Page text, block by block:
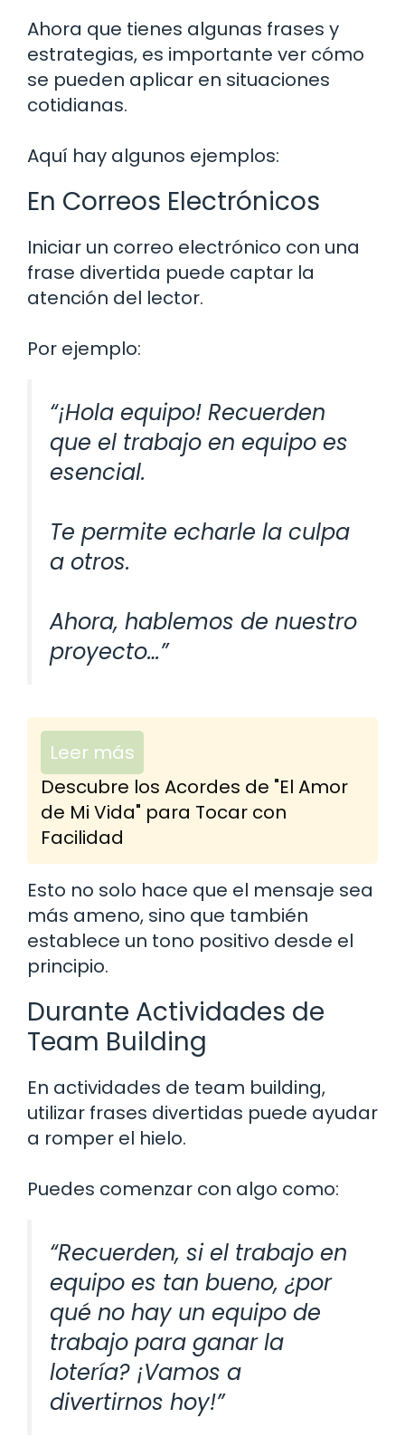
Ahora que tienes algunas frases y
estrategias, es importante ver cómo
se pueden aplicar en situaciones
cotidianas.
Aquí hay algunos ejemplos:
En Correos Electrónicos
Iniciar un correo electrónico con una
frase divertida puede captar la
atención del lector.
Por ejemplo:
“¡Hola equipo! Recuerden
que el trabajo en equipo es
esencial.
Te permite echarle la culpa
a otros.
Ahora, hablemos de nuestro
proyecto…”
Leer más
Descubre los Acordes de "El Amor
de Mi Vida" para Tocar con
Facilidad
Esto no solo hace que el mensaje sea
más ameno, sino que también
establece un tono positivo desde el
principio.
Durante Actividades de
Team Building
En actividades de team building,
utilizar frases divertidas puede ayudar
a romper el hielo.
Puedes comenzar con algo como:
“Recuerden, si el trabajo en
equipo es tan bueno, ¿por
qué no hay un equipo de
trabajo para ganar la
lotería? ¡Vamos a
divertirnos hoy!”